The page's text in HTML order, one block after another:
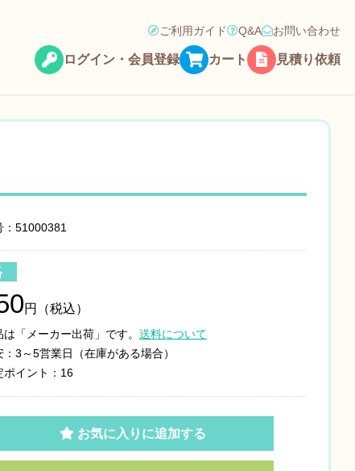
ご利用ガイド Q&A お問い合わせ
ログイン・会員登録 カート 見積り依頼
：51000381
円（税込）
は「メーカー出荷」です。 送料について
3～5営業日（在庫がある場合）
ポイント：16
お気に入りに追加する